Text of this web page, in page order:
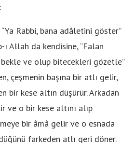
Rabbi, bana adâletini göster”
ı Allah da kendisine, “Falan
bekle ve olup bitecekleri gözetle”
çeşmenin başına bir atlı gelir,
bir kese altın düşürür. Arkadan
ve o bir kese altını alıp
bir âmâ gelir ve o esnada
farkeden atlı geri döner.